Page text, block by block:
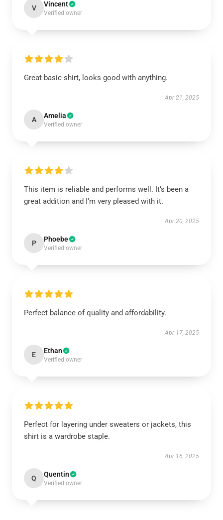
V Vincent
Verified owner
Great basic shirt, looks good with anything.
Apr 21, 2025
A Amelia
Verified owner
This item is reliable and performs well. It’s been a
great addition and I’m very pleased with it.
Apr 20, 2025
P Phoebe
Verified owner
Perfect balance of quality and affordability.
Apr 17, 2025
E Ethan
Verified owner
Perfect for layering under sweaters or jackets, this
shirt is a wardrobe staple.
Apr 16, 2025
Q Quentin
Verified owner